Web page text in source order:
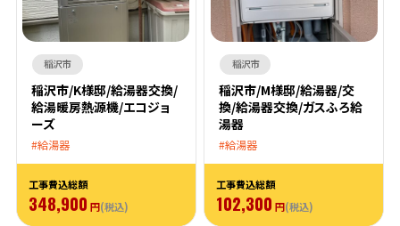
稲沢市
稲沢市/K様邸/給湯器交換/
給湯暖房熱源機/エコジョ
ーズ
給湯器
工事費込総額
348,900 円(税込)
稲沢市
稲沢市/M様邸/給湯器/交
換/給湯器交換/ガスふろ給
湯器
給湯器
工事費込総額
102,300 円(税込)